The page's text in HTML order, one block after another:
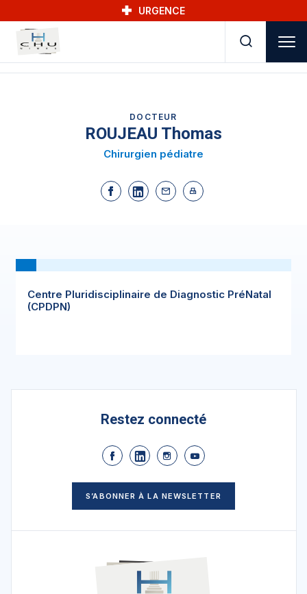
URGENCE
DOCTEUR
ROUJEAU Thomas
Chirurgien pédiatre
Centre Pluridisciplinaire de Diagnostic PréNatal
(CPDPN)
Restez connecté
S’ABONNER À LA NEWSLETTER